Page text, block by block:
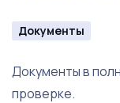
Документы
Документы в
проверке.